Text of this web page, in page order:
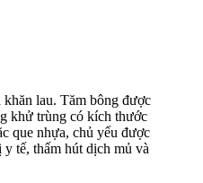
lau. Tăm bông được
khử trùng có kích thước
que nhựa, chủ yếu được
tế, thấm hút dịch mủ và